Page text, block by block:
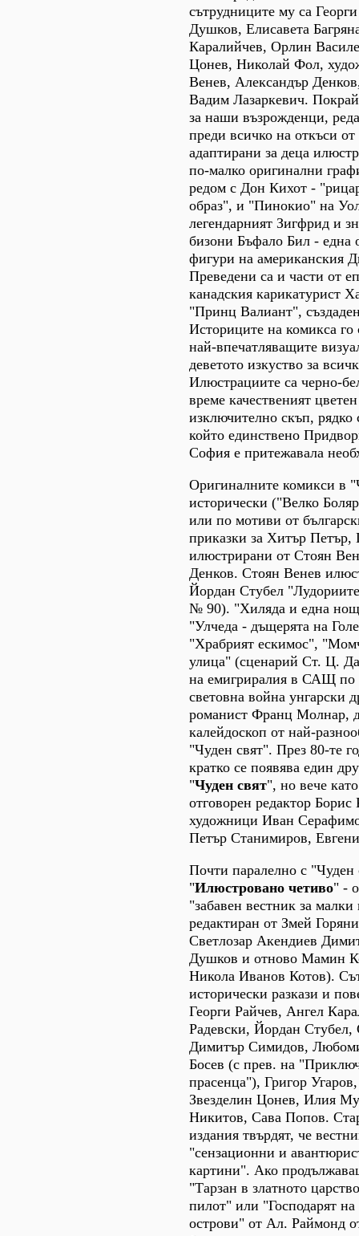
сътрудниците му са
Душков, Елисавета
Каралийчев, Орлин
Цонев, Николай Фол,
Венев, Александър
Вадим Лазаркевич.
за наши възрожденци,
преди всичко на откъси
адаптирани за деца
по-малко оригинални
редом с Дон Кихот -
образ", и "Пинокио" на
легендарният Зигфрид и
бизони Бъфало Бил - една
фигури на американския
Преведени са и части от
канадския карикатурист
"Принц Валиант",
Историците на комикса го
най-впечатляващите
деветото изкуство за
Илюстрациите са черно-
време качественият
изключително скъп, рядко
който единствено
София е притежавала
Оригиналните комикси в
исторически ("Велко
или по мотиви от
приказки за Хитър Петър,
илюстрирани от Стоян
Денков. Стоян Венев
Йордан Стубел
№ 90). "Хиляда и една
"Улчеда - дъщерята на
"Храбрият ескимос",
улица" (сценарий Ст. Ц.
на емигриралия в САЩ по
световна война унгарски
романист Франц Молнар,
калейдоскоп от най-
"Чуден свят". През 80-те
кратко се появява един
"Чуден свят", но вече
отговорен редактор
художници Иван
Петър Станимиров,
Почти паралелно с "Чуден
"Илюстровано четиво" -
"забавен вестник за
редактиран от Змей
Светлозар Акендиев
Душков и отново Мамин
Никола Иванов Котов).
исторически разкази и
Георги Райчев, Ангел
Радевски, Йордан Стубел,
Димитър Симидов,
Босев (с прев. на
прасенца"), Григор
Звезделин Цонев, Илия
Никитов, Сава Попов.
издания твърдят, че
"сензационни и
картини". Ако
"Тарзан в златното
пилот" или "Господарят на
острови" от Ал. Раймонд